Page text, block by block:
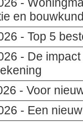
en
- Top 5
- De
- Voor
- Een